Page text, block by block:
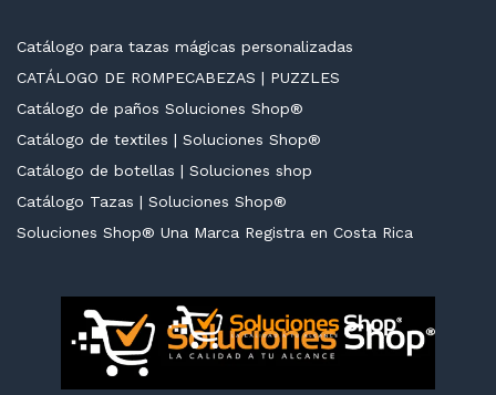
Catálogo para tazas mágicas personalizadas
CATÁLOGO DE ROMPECABEZAS | PUZZLES
Catálogo de paños Soluciones Shop®
Catálogo de textiles | Soluciones Shop®
Catálogo de botellas | Soluciones shop
Catálogo Tazas | Soluciones Shop®
Soluciones Shop® Una Marca Registra en Costa Rica